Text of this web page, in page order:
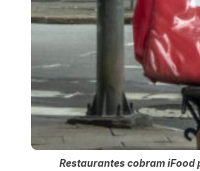
Restaurantes cobram